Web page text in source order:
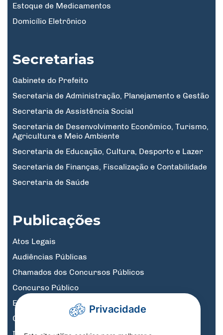
Estoque de Medicamentos
Domicílio Eletrônico
Secretarias
Gabinete do Prefeito
Secretaria de Administração, Planejamento e Gestão
Secretaria de Assistência Social
Secretaria de Desenvolvimento Econômico, Turismo,
Agricultura e Meio Ambiente
Secretaria de Educação, Cultura, Desporto e Lazer
Secretaria de Finanças, Fiscalização e Contabilidade
Secretaria de Saúde
Publicações
Atos Legais
Audiências Públicas
Chamados dos Concursos Públicos
Concurso Público
Educação
Governo Digital
Privacidade